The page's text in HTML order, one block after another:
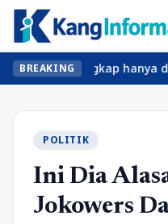
BREAKING
lengkap hanya di
POLITIK
Ini Dia
Jokowers